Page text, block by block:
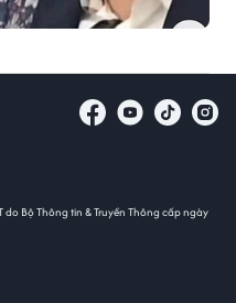
do Bộ Thông tin & Truyền Thông cấp ngày